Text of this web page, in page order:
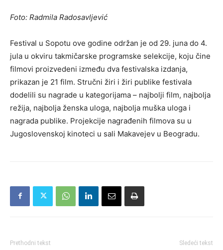
Foto: Radmila Radosavljević
Festival u Sopotu ove godine održan je od 29. juna do 4.
jula u okviru takmičarske programske selekcije, koju čine
filmovi proizvedeni između dva festivalska izdanja,
prikazan je 21 film. Stručni žiri i žiri publike festivala
dodelili su nagrade u kategorijama – najbolji film, najbolja
režija, najbolja ženska uloga, najbolja muška uloga i
nagrada publike. Projekcije nagrađenih filmova su u
Jugoslovenskoj kinoteci u sali Makavejev u Beogradu.
Prethodni tekst Sledeći tekst